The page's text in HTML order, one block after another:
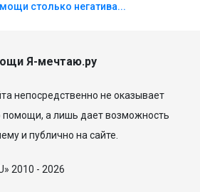
столько негатива...
Я-мечтаю.ру
непосредственно не оказывает
помощи, а лишь дает возможность
и публично на сайте.
2010 - 2026